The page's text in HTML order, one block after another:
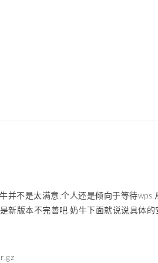
不是太满意,个人还是倾向于等待wps.
新版本不完善吧.奶牛下面就说说具体的